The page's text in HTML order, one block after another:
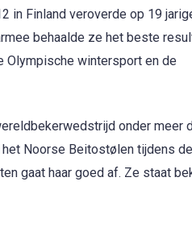
in Finland veroverde op 19
behaalde ze het beste
Olympische wintersport en de
onder meer
Noorse Beitostølen tijdens
gaat haar goed af. Ze staat